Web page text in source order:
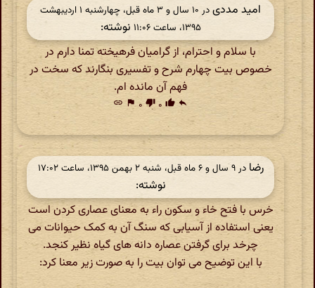
امید مددی
در ‫۱۰ سال و ۳ ماه قبل، چهارشنبه ۱ اردیبهشت
۱۳۹۵، ساعت ۱۱:۰۶
نوشته:
با سلام و احترام، از گرامیان فرهیخته تمنا دارم در
خصوص بیت چهارم شرح و تفسیری بنگارند که سخت در
فهم آن مانده ام.
reply
thumb_up ۰ thumb_down ۰ flag
link
رضادر ‫۹ سال و ۶ ماه قبل، شنبه ۲ بهمن ۱۳۹۵، ساعت ۱۷:۰۲
نوشته:
خرس با فتح خاء و سکون راء به معنای عصاری کردن است
یعنی استفاده از آسیابی که سنگ آن به کمک حیوانات می
چرخد برای گرفتن عصاره دانه های گیاه نظیر کنجد.
با این توضیح می توان بیت را به صورت زیر معنا کرد: